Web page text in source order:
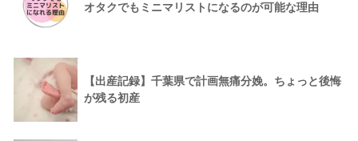
オタクでもミニマリストになるのが可能な理由
【出産記録】千葉県で計画無痛分娩。ちょっと後悔
が残る初産